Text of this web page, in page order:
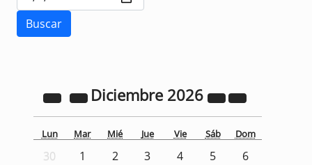
Diciembre 2026
Lun Mar Mié Jue Vie Sáb Dom
30 1 2 3 4 5
6